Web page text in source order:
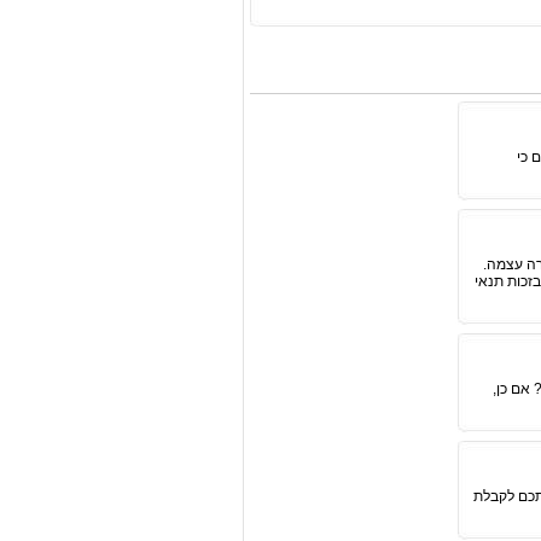
כי
עצמה.
תנאי
אם כן,
לקבלת